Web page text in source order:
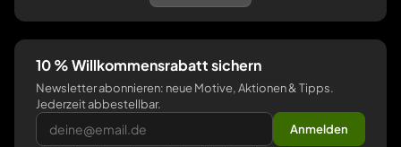
10 % Willkommensrabatt sichern
Newsletter abonnieren: neue Motive, Aktionen & Tipps.
Jederzeit abbestellbar.
Anmelden